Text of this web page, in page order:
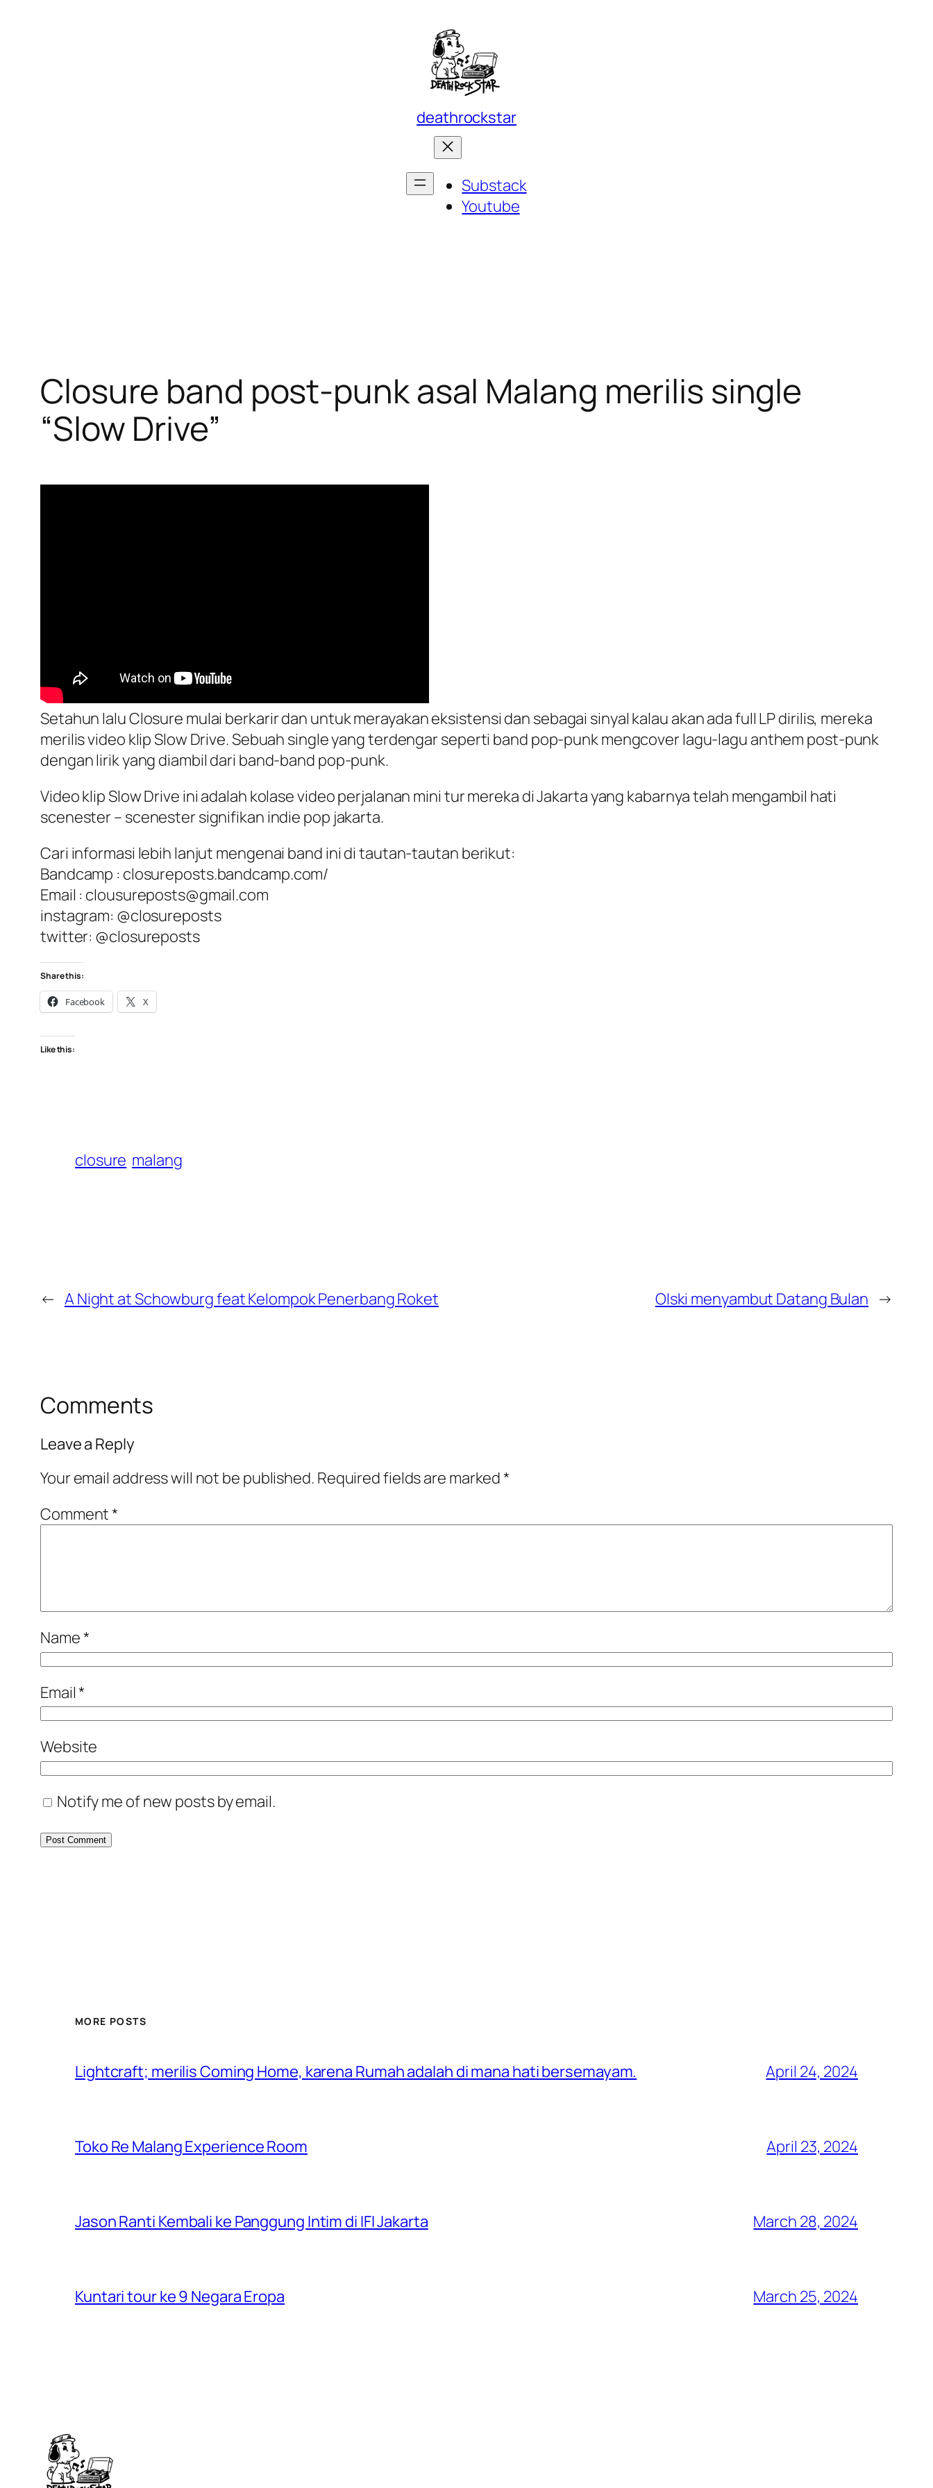
deathrockstar
Substack
Youtube
Closure band post-punk asal Malang merilis single
“Slow Drive”
Setahun lalu Closure mulai berkarir dan untuk merayakan eksistensi dan sebagai sinyal kalau akan ada full LP dirilis, mereka
merilis video klip Slow Drive. Sebuah single yang terdengar seperti band pop-punk mengcover lagu-lagu anthem post-punk
dengan lirik yang diambil dari band-band pop-punk.
Video klip Slow Drive ini adalah kolase video perjalanan mini tur mereka di Jakarta yang kabarnya telah mengambil hati
scenester – scenester signifikan indie pop jakarta.
Cari informasi lebih lanjut mengenai band ini di tautan-tautan berikut:
Bandcamp : closureposts.bandcamp.com/
Email : clousureposts@gmail.com
instagram: @closureposts
twitter: @closureposts
Share this:
Facebook X
Like this:
closure malang
← A Night at Schowburg feat Kelompok Penerbang Roket Olski menyambut Datang Bulan →
Comments
Leave a Reply
Your email address will not be published. Required fields are marked*
Comment*
Name*
Email*
Website
Notify me of new posts by email.
MORE POSTS
Lightcraft; merilis Coming Home, karena Rumah adalah di mana hati bersemayam. April 24, 2024
Toko Re Malang Experience Room April 23, 2024
Jason Ranti Kembali ke Panggung Intim di IFI Jakarta March 28, 2024
Kuntari tour ke 9 Negara Eropa March 25, 2024